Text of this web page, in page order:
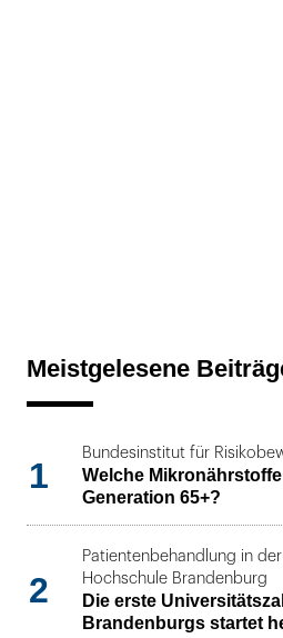
Meistgelesene
1
Bundesinstitut für
Welche
Generation 65+?
2
Patientenbehandlung in
Hochschule Brandenburg
Die erste
Brandenburgs startet